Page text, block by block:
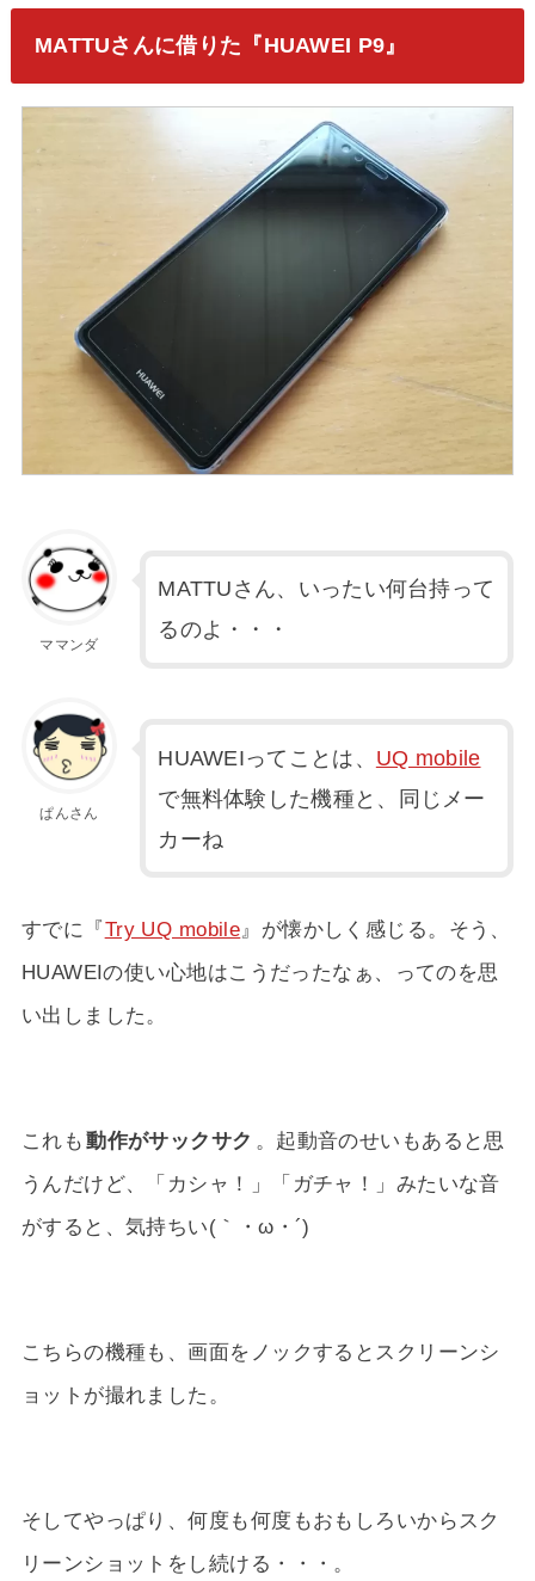
MATTUさんに借りた『HUAWEI P9』
ママンダ
MATTUさん、いったい何台持って
るのよ・・・
ぱんさん
HUAWEIってことは、 UQ mobile
で無料体験した機種と、同じメー
カーね
すでに『Try UQ mobile 』が懐かしく感じる。そう、
HUAWEIの使い心地はこうだったなぁ、ってのを思
い出しました。
これも 動作がサックサク 。起動音のせいもあると思
うんだけど、「カシャ！」「ガチャ！」みたいな音
がすると、気持ちい(｀・ω・´)
こちらの機種も、画面をノックするとスクリーンシ
ョットが撮れました。
そしてやっぱり、何度も何度もおもしろいからスク
リーンショットをし続ける・・・。